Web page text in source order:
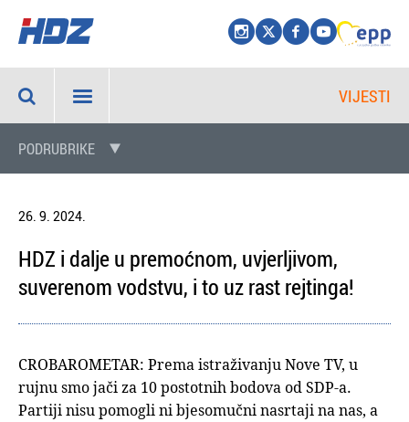
VIJESTI
PODRUBRIKE
26. 9. 2024.
HDZ i dalje u premoćnom, uvjerljivom,
suverenom vodstvu, i to uz rast rejtinga!
CROBAROMETAR: Prema istraživanju Nove TV, u
rujnu smo jači za 10 postotnih bodova od SDP-a.
Partiji nisu pomogli ni bjesomučni nasrtaji na nas, a